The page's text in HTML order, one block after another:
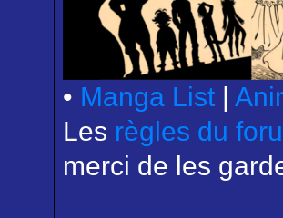
• Manga List |
Les règles du
merci de les